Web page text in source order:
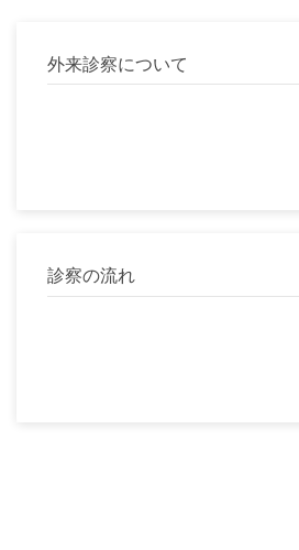
外来診察について
診察の流れ